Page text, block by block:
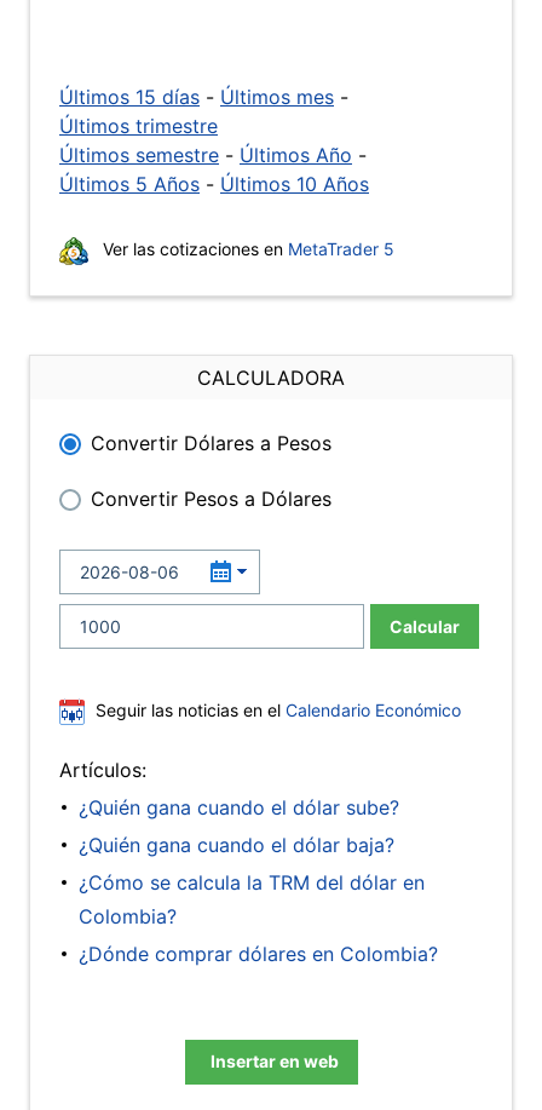
Últimos 15 días - Últimos mes -
Últimos trimestre
Últimos semestre - Últimos Año -
Últimos 5 Años - Últimos 10 Años
Ver las cotizaciones en MetaTrader 5
CALCULADORA
Convertir Dólares a Pesos
Convertir Pesos a Dólares
Calcular
Seguir las noticias en el Calendario Económico
Artículos:
¿Quién gana cuando el dólar sube?
¿Quién gana cuando el dólar baja?
¿Cómo se calcula la TRM del dólar en
Colombia?
¿Dónde comprar dólares en Colombia?
Insertar en web